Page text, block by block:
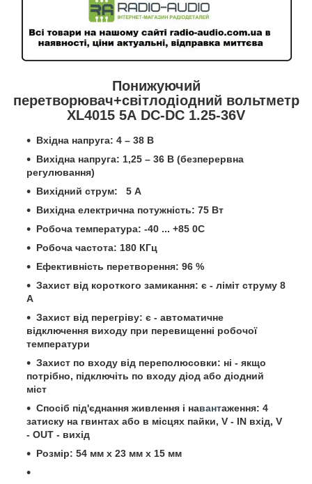
Понижуючий
перетворювач+світлодіодний вольтметр
XL4015 5А DC-DC 1.25-36V
Вхідна напруга: 4 – 38 В
Вихідна напруга: 1,25 – 36 В (безперервна
регулювання)
Вихідний струм: 5 А
Вихідна електрична потужність: 75 Вт
Робоча температура: -40 ... +85 0С
Робоча частота: 180 КГц
Ефективність перетворення: 96 %
Захист від короткого замикання: є - ліміт струму 8
А
Захист від перегріву: є - автоматичне
відключення виходу при перевищенні робочої
температури
Захист по входу від переполюсовки: ні - якщо
потрібно, підключіть по входу діод або діодний
міст
Спосіб під'єднання живлення і навантаження: 4
затиску на гвинтах або в місцях пайки, V - IN вхід, V
- OUT - вихід
Розмір: 54 мм х 23 мм х 15 мм